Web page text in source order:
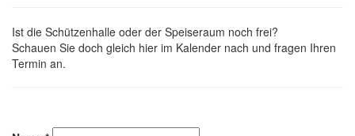
Ist die Schützenhalle oder der Speiseraum noch frei?
Schauen Sie doch gleich hier im Kalender nach und fragen Ihren
Termin an.